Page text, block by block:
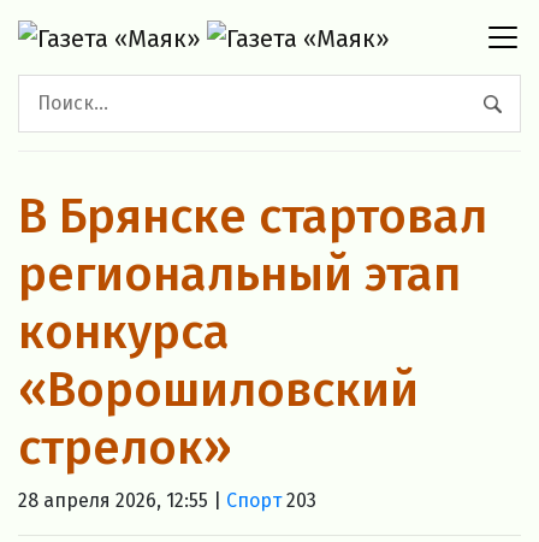
В Брянске стартовал
региональный этап
конкурса
«Ворошиловский
стрелок»
28 апреля 2026, 12:55 | Спорт 203